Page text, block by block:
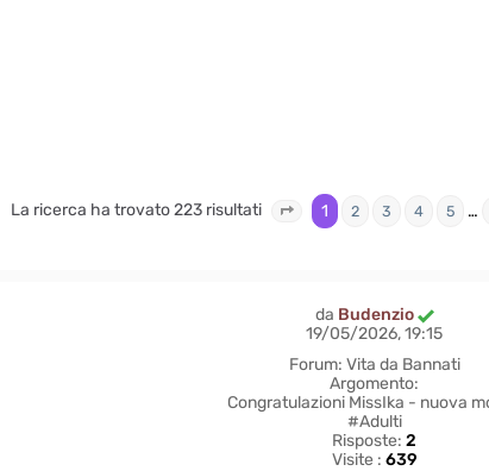
La ricerca ha trovato 223 risultati Pagina1di 23
1 2 3 4 5 …
da Budenzio
19/05/2026, 19:15
Forum: Vita da Bannati
Argomento:
Congratulazioni MissIka - nuova
#Adulti
Risposte:2
Visite : 639